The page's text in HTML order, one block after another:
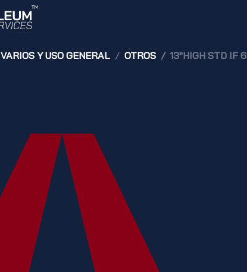
VARIOS Y USO GENERAL OTROS 13"HIGH STD IF